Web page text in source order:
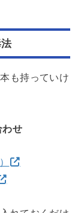
も持っていけ
わせ